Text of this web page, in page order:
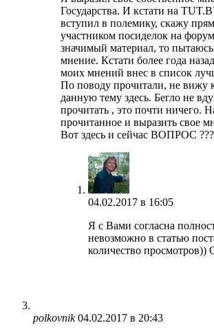
Государства. И кстати на
вступил в полемику, скажу
участником посиделок на
значимый материал, то пытаюсь
мнение. Кстати более года
моих мнений внес в список
По поводу прочитали, не вижу
данную тему здесь. Бегло не
прочитать , это почти ничего.
прочитанное и выразить свое
Вот здесь и сейчас ВОПРОС
04.02.2017 в 16:05
Я с Вами согласна
невозможно в статью
количество просмотров))
polkovnik 04.02.2017 в 20:43